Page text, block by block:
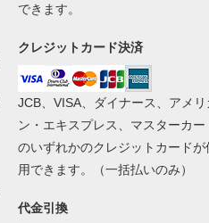
できます。
クレジットカード決済
JCB、VISA、ダイナース、アメリ
ン・エキスプレス、マスターカー
のいずれかのクレジットカードが
用できます。（一括払いのみ）
代金引換